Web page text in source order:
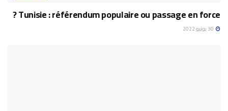
Tunisie : référendum populaire ou passage en force ?